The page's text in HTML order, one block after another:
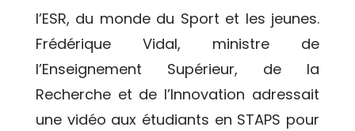
l’ESR, du monde du Sport et les jeunes.
Frédérique Vidal, ministre de
l’Enseignement Supérieur, de la
Recherche et de l’Innovation adressait
une vidéo aux étudiants en STAPS pour